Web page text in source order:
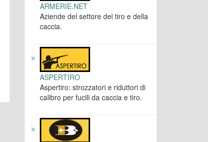
ARMERIE.NET
Aziende del settore del tiro e della
caccia.
ASPERTIRO
Aspertiro: strozzatori e riduttori di
calibro per fucili da caccia e tiro.